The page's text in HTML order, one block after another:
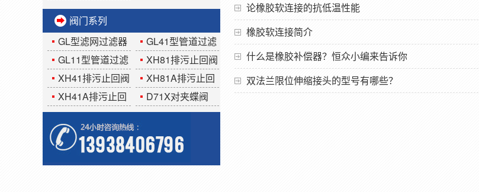
性防水套管
阀门系列
GL型滤网过滤器
GL41型管道过滤
器
GL11型管道过滤
器
XH81排污止回阀
XH41排污止回阀
XH81A排污止回
阀
XH41A排污止回
阀
D71X对夹蝶阀
论橡胶软连接的抗低温性能
橡胶软连接简介
什么是橡胶补偿器？恒众小编来告诉你
双法兰限位伸缩接头的型号有哪些？